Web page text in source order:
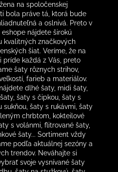
na spoločenskej
bola práve tá, ktorá bude
a oslnivá. Preto v
eshope nájdete širokú
kvalitných značkových
šiat. Veríme, že na
príde každá z Vás, preto
šaty rôznych strihov,
farieb a materiálov.
dlhé šaty, midi šaty,
šaty s čipkou, šaty s
sukňou, šaty s rukávmi, šaty
chrbtom, kokteilové
s volánmi, flitrované šaty,
šaty... Sortiment vždy
podľa aktuálnej sezóny a
trendov. Neváhajte si
svoje vysnívané šaty